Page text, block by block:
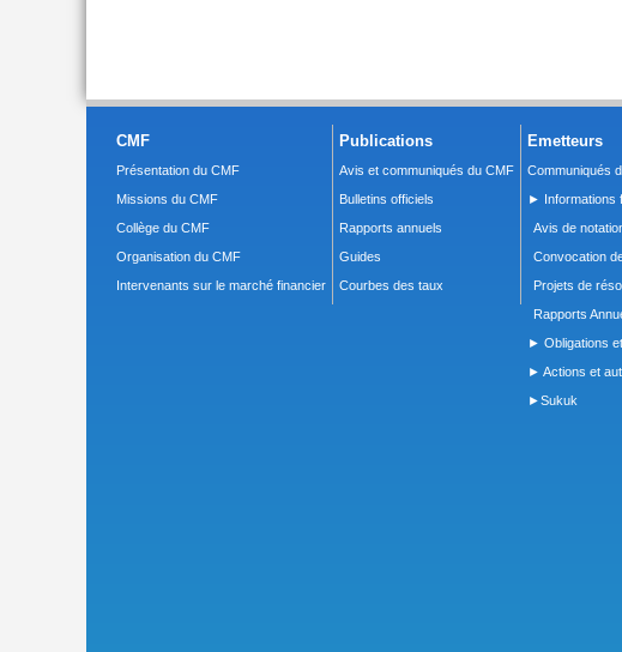
CMF
Présentation du CMF
Missions du CMF
Collège du CMF
Organisation du CMF
Intervenants sur le marché financier
Publications
Avis et communiqués du CMF
Bulletins officiels
Rapports annuels
Guides
Courbes des taux
Emetteurs
Communiqués
► Informations
Avis de
Convocation
Projets de
Rapports
► Obligations
► Actions et
►Sukuk